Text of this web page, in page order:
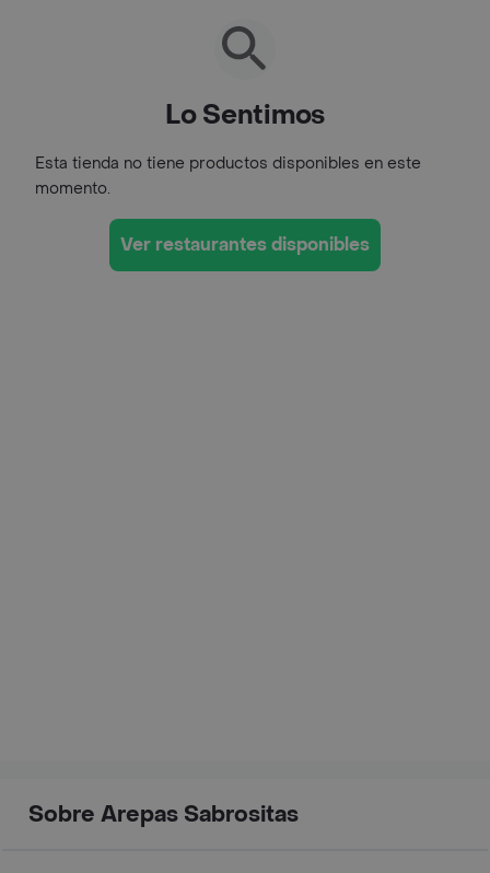
Lo Sentimos
Esta tienda no tiene productos disponibles en este
momento.
Ver restaurantes disponibles
Sobre Arepas Sabrositas